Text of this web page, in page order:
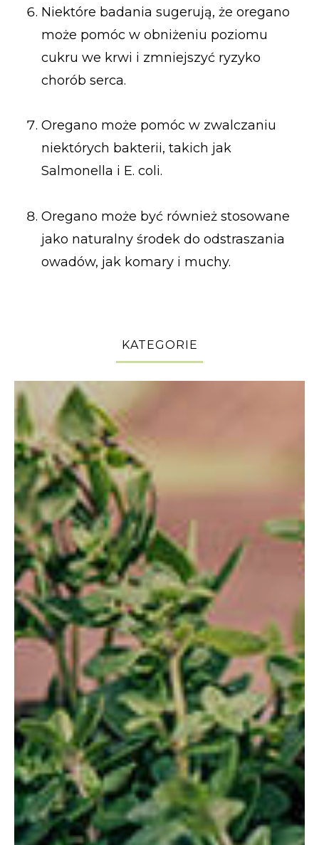
Niektóre badania sugerują, że oregano
może pomóc w obniżeniu poziomu
cukru we krwi i zmniejszyć ryzyko
chorób serca.
Oregano może pomóc w zwalczaniu
niektórych bakterii, takich jak
Salmonella i E. coli.
Oregano może być również stosowane
jako naturalny środek do odstraszania
owadów, jak komary i muchy.
KATEGORIE